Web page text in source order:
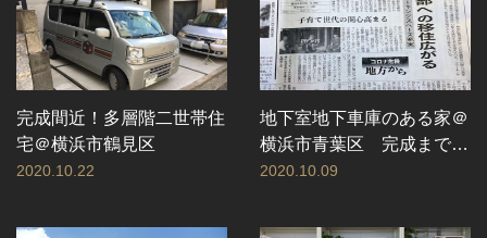
完成間近！多層階二世帯住
宅＠横浜市鶴見区
2020.10.22
地下室地下車庫のある家＠
横浜市青葉区 完成までの
道のり
2020.10.09